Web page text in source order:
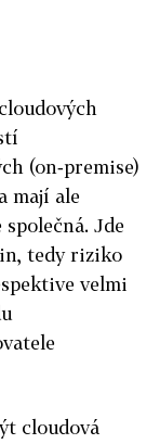
(on‑premise)
mají ale
Jde
tedy riziko
velmi
cloudová